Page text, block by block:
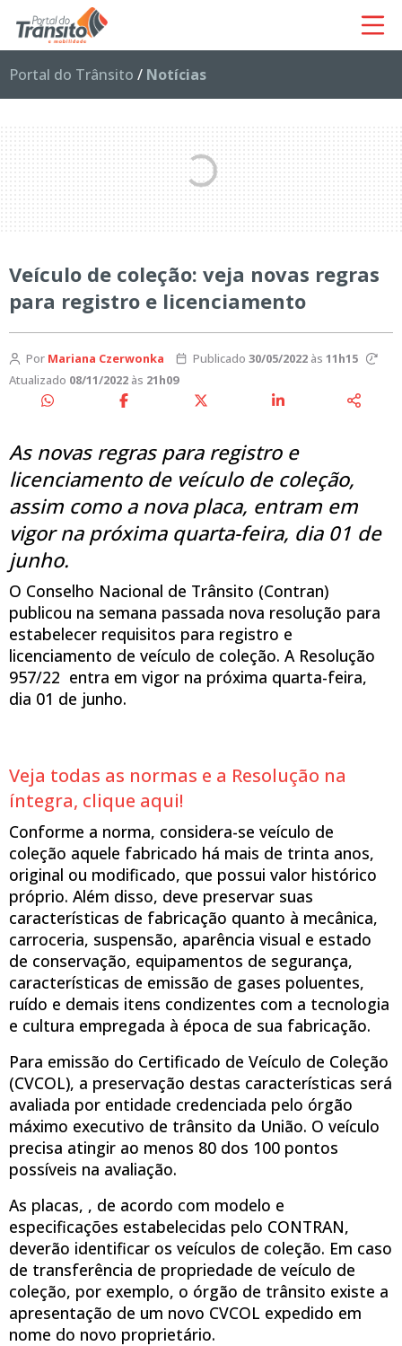
Portal do Trânsito / Notícias
Veículo de coleção: veja novas regras
para registro e licenciamento
Por Mariana Czerwonka Publicado 30/05/2022às 11h15
Atualizado 08/11/2022 às 21h09
As novas regras para registro e
licenciamento de veículo de coleção,
assim como a nova placa, entram em
vigor na próxima quarta-feira, dia 01 de
junho.
O Conselho Nacional de Trânsito (Contran)
publicou na semana passada nova resolução para
estabelecer requisitos para registro e
licenciamento de veículo de coleção. A Resolução
957/22 entra em vigor na próxima quarta-feira,
dia 01 de junho.
Veja todas as normas e a Resolução na
íntegra, clique aqui!
Conforme a norma, considera-se veículo de
coleção aquele fabricado há mais de trinta anos,
original ou modificado, que possui valor histórico
próprio. Além disso, deve preservar suas
características de fabricação quanto à mecânica,
carroceria, suspensão, aparência visual e estado
de conservação, equipamentos de segurança,
características de emissão de gases poluentes,
ruído e demais itens condizentes com a tecnologia
e cultura empregada à época de sua fabricação.
Para emissão do Certificado de Veículo de Coleção
(CVCOL), a preservação destas características será
avaliada por entidade credenciada pelo órgão
máximo executivo de trânsito da União. O veículo
precisa atingir ao menos 80 dos 100 pontos
possíveis na avaliação.
As placas, , de acordo com modelo e
especificações estabelecidas pelo CONTRAN,
deverão identificar os veículos de coleção. Em caso
de transferência de propriedade de veículo de
coleção, por exemplo, o órgão de trânsito existe a
apresentação de um novo CVCOL expedido em
nome do novo proprietário.